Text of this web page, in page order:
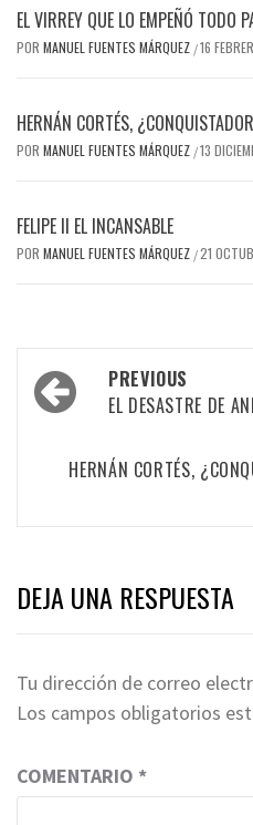
EL VIRREY QUE LO EMPEÑÓ TODO
POR MANUEL FUENTES MÁRQUEZ /16
HERNÁN CORTÉS,
POR MANUEL FUENTES MÁRQUEZ /13
FELIPE II EL INCANSABLE
POR MANUEL FUENTES MÁRQUEZ /21
Post
navigation
PREVIOUS
EL DESASTRE DE
HERNÁN CORTÉS,
DEJA UNA RESPUESTA
Tu dirección de correo
Los campos obligatorios
COMENTARIO *